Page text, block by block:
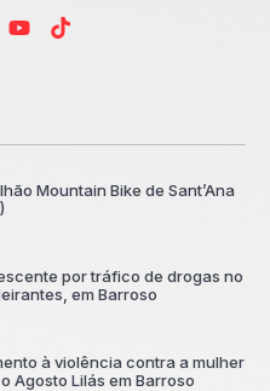
Mountain Bike de Sant’Ana
por tráfico de drogas no
em Barroso
à violência contra a mulher
Agosto Lilás em Barroso